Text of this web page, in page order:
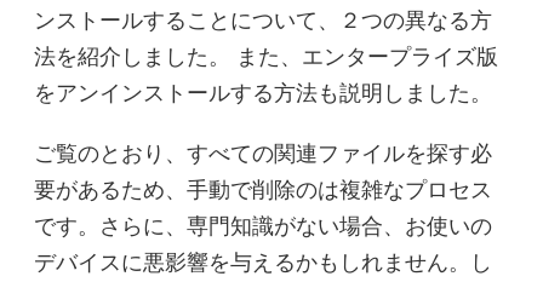
ンストールすることについて、２つの異なる方
法を紹介しました。 また、エンタープライズ版
をアンインストールする方法も説明しました。
ご覧のとおり、すべての関連ファイルを探す必
要があるため、手動で削除のは複雑なプロセス
です。さらに、専門知識がない場合、お使いの
デバイスに悪影響を与えるかもしれません。し